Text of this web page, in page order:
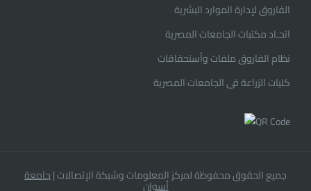
الفاروق ﻹدارة الموارد البشرية
اتحـاد مكتبات الجامعات المصرية
نظام الفاروق ملفات وأستحقاقات
كليات الزراعة فى الجامعات المصرية
جميع الحقوق محفوظة لمركز المعلومات وشبكة الإتصالات|جامعة
أسوان